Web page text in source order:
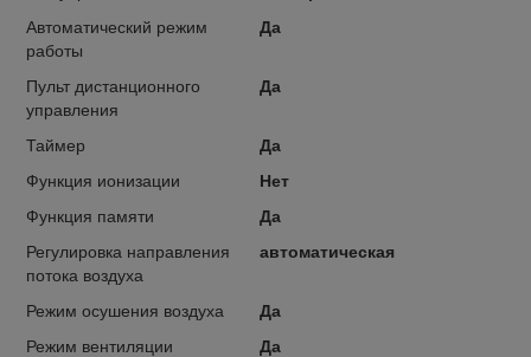
Автоматический режим
работы
Да
Пульт дистанционного
управления
Да
Таймер
Да
Функция ионизации
Нет
Функция памяти
Да
Регулировка направления
потока воздуха
автоматическая
Режим осушения воздуха
Да
Режим вентиляции
Да